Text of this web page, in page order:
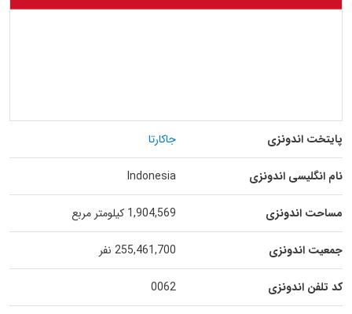
پایتخت اندونزی جاکارتا
نام انگلیسی اندونزی Indonesia
مساحت اندونزی 1,904,569 کیلومتر مربع
جمعیت اندونزی 255,461,700 نفر
کد تلفن اندونزی 0062